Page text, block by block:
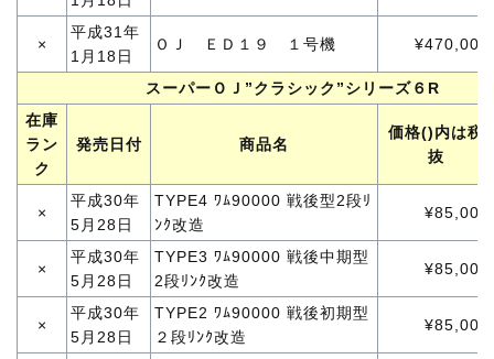
×
平成31年
1月18日
ＯＪ ＥＤ１９ １号機 ¥470,000
スーパーＯＪ”クラシック”シリーズ６R
在庫
ラン
ク
発売日付 商品名
価格()内は税
抜
×
平成30年
5月28日
TYPE4 ﾜﾑ90000 戦後型2段ﾘ
ﾝｸ改造
¥85,000
×
平成30年
5月28日
TYPE3 ﾜﾑ90000 戦後中期型
2段ﾘﾝｸ改造
¥85,000
×
平成30年
5月28日
TYPE2 ﾜﾑ90000 戦後初期型
２段ﾘﾝｸ改造
¥85,000